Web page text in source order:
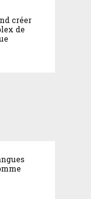
créer
de